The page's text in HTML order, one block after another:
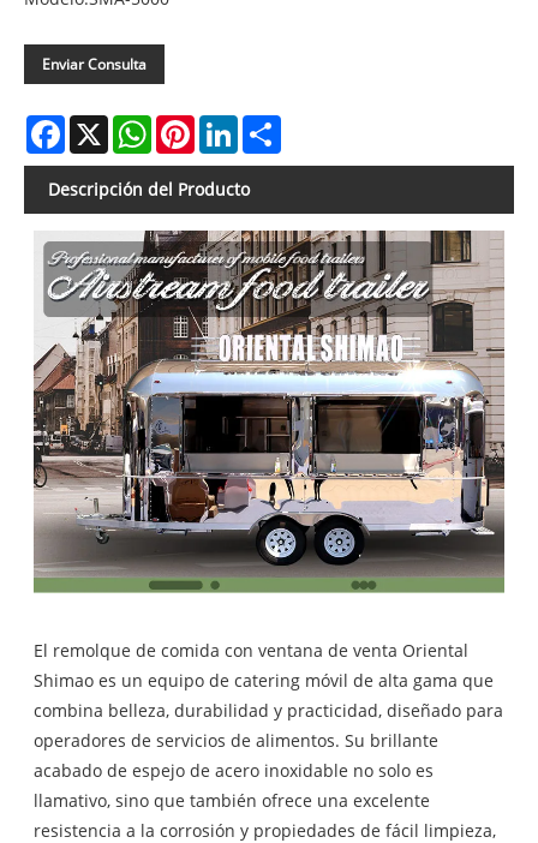
Enviar Consulta
Facebook
X WhatsAppPinterestLinkedIn
Descripción del Producto
El remolque de comida con ventana de venta Oriental
Shimao es un equipo de catering móvil de alta gama que
combina belleza, durabilidad y practicidad, diseñado para
operadores de servicios de alimentos. Su brillante
acabado de espejo de acero inoxidable no solo es
llamativo, sino que también ofrece una excelente
resistencia a la corrosión y propiedades de fácil limpieza,